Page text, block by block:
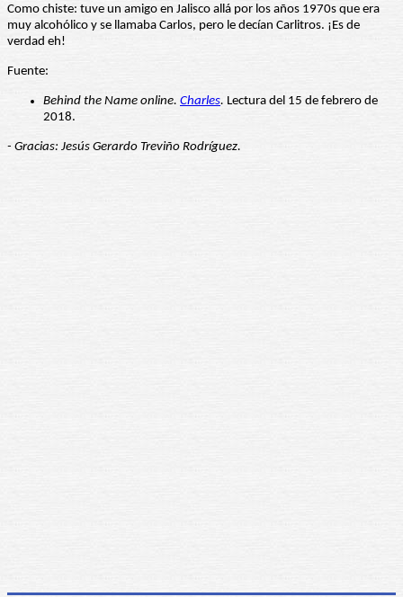
Como chiste: tuve un amigo en Jalisco allá por los años 1970s que era
muy alcohólico y se llamaba Carlos, pero le decían Carlitros. ¡Es de
verdad eh!
Fuente:
Behind the Name online. Charles. Lectura del 15 de febrero de
2018.
- Gracias: Jesús Gerardo Treviño Rodríguez.